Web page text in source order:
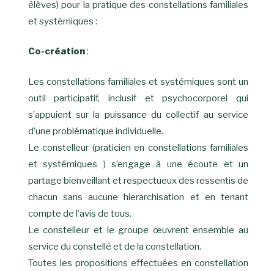
élèves) pour la pratique des constellations familiales
et systémiques :
Co-création:
Les constellations familiales et systémiques sont un
outil participatif, inclusif et psychocorporel qui
s’appuient sur la puissance du collectif au service
d’une problématique individuelle.
Le constelleur (praticien en constellations familiales
et systémiques ) s’engage à une écoute et un
partage bienveillant et respectueux des ressentis de
chacun sans aucune hierarchisation et en tenant
compte de l’avis de tous.
Le constelleur et le groupe œuvrent ensemble au
service du constellé et de la constellation.
Toutes les propositions effectuées en constellation